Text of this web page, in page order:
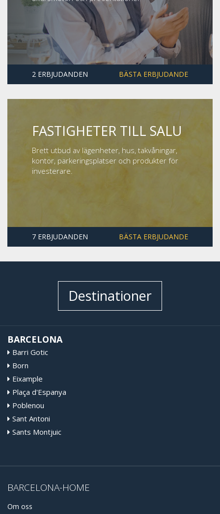
2 ERBJUDANDEN BÄSTA ERBJUDANDE
FASTIGHETER TILL SALU
Brett utbud av lägenheter, hus, takvåningar,
kontor, parkeringsplatser och produkter för
investerare.
7 ERBJUDANDEN BÄSTA ERBJUDANDE
Destinationer
BARCELONA
Barri Gotic
Born
Eixample
Plaça d'Espanya
Poblenou
Sant Antoni
Sants Montjuic
BARCELONA-HOME
Om oss